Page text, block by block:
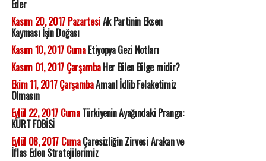
Eder
Kasım 20, 2017 PazartesiAk Partinin Eksen
Kayması İşin Doğası
Kasım 10, 2017 CumaEtiyopya Gezi Notları
Kasım 01, 2017 ÇarşambaHer Bilen Bilge midir?
Ekim 11, 2017 ÇarşambaAman! İdlib Felaketimiz
Olmasın
Eylül 22, 2017 CumaTürkiyenin Ayağındaki Pranga:
KÜRT FOBİSİ
Eylül 08, 2017 CumaÇaresizliğin Zirvesi Arakan ve
İflas Eden Stratejilerimiz